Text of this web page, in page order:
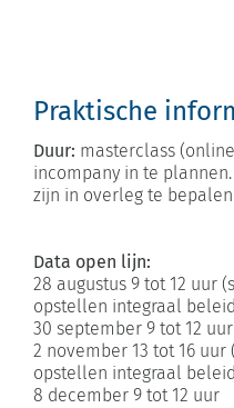
Praktische
Duur: masterclass
incompany in te
zijn in overleg te bepalen
Data open lijn:
28 augustus 9 tot 12 uur
opstellen integraal
30 september 9 tot 12 uur
2 november 13 tot 16
opstellen integraal
8 december 9 tot 12 uur